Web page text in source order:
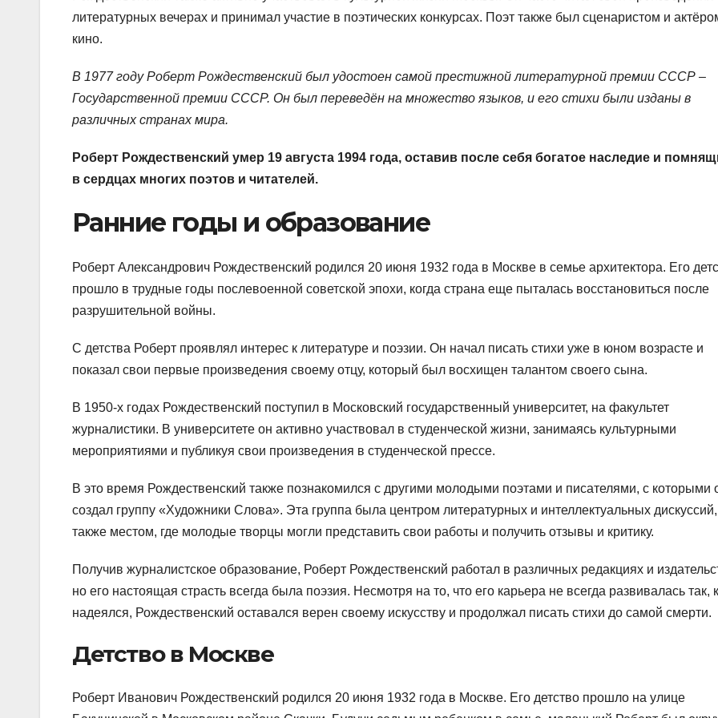
литературных вечерах и принимал участие в поэтических конкурсах. Поэт также был сценаристом и
кино.
В 1977 году Роберт Рождественский был удостоен самой престижной литературной премии СССР –
Государственной премии СССР. Он был переведён на множество языков, и его стихи были изданы в
различных странах мира.
Роберт Рождественский умер 19 августа 1994 года, оставив после себя богатое наследие и
в сердцах многих поэтов и читателей.
Ранние годы и образование
Роберт Александрович Рождественский родился 20 июня 1932 года в Москве в семье архитектора. Его
прошло в трудные годы послевоенной советской эпохи, когда страна еще пыталась восстановиться после
разрушительной войны.
С детства Роберт проявлял интерес к литературе и поэзии. Он начал писать стихи уже в юном возрасте и
показал свои первые произведения своему отцу, который был восхищен талантом своего сына.
В 1950-х годах Рождественский поступил в Московский государственный университет, на факультет
журналистики. В университете он активно участвовал в студенческой жизни, занимаясь культурными
мероприятиями и публикуя свои произведения в студенческой прессе.
В это время Рождественский также познакомился с другими молодыми поэтами и писателями, с которыми
создал группу «Художники Слова». Эта группа была центром литературных и интеллектуальных
также местом, где молодые творцы могли представить свои работы и получить отзывы и критику.
Получив журналистское образование, Роберт Рождественский работал в различных редакциях и
но его настоящая страсть всегда была поэзия. Несмотря на то, что его карьера не всегда развивалась так,
надеялся, Рождественский оставался верен своему искусству и продолжал писать стихи до самой смерти.
Детство в Москве
Роберт Иванович Рождественский родился 20 июня 1932 года в Москве. Его детство прошло на улице